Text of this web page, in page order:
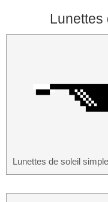
Lunettes
Lunettes de soleil